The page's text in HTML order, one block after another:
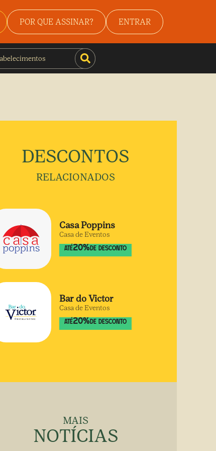
POR QUE ASSINAR? ENTRAR
DESCONTOS
RELACIONADOS
Casa Poppins
Casa de Eventos
ATÉ20%DE DESCONTO
Bar do Victor
Casa de Eventos
ATÉ20%DE DESCONTO
MAIS
NOTÍCIAS